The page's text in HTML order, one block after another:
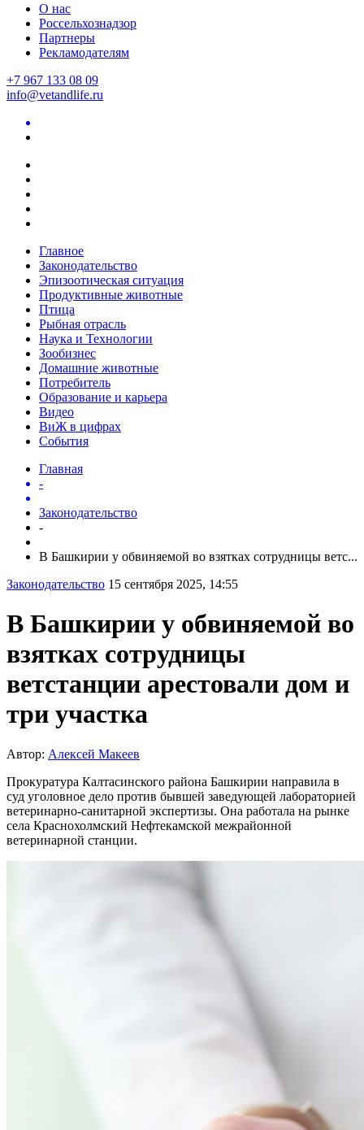
О нас
Россельхознадзор
Партнеры
Рекламодателям
+7 967 133 08 09
info@vetandlife.ru
Главное
Законодательство
Эпизоотическая ситуация
Продуктивные животные
Птица
Рыбная отрасль
Наука и Технологии
Зообизнес
Домашние животные
Потребитель
Образование и карьера
Видео
ВиЖ в цифрах
События
Главная
-
Законодательство
-
В Башкирии у обвиняемой во взятках сотрудницы ветс...
Законодательство 15 сентября 2025, 14:55
В Башкирии у обвиняемой во
взятках сотрудницы
ветстанции арестовали дом и
три участка
Автор: Алексей Макеев
Прокуратура Калтасинского района Башкирии направила в
суд уголовное дело против бывшей заведующей лабораторией
ветеринарно-санитарной экспертизы. Она работала на рынке
села Краснохолмский Нефтекамской межрайонной
ветеринарной станции.